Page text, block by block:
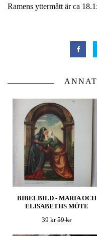
Ramens yttermått är ca
BIBELBILD - MARIA OCH
ELISABETHS MÖTE
39 kr59 kr